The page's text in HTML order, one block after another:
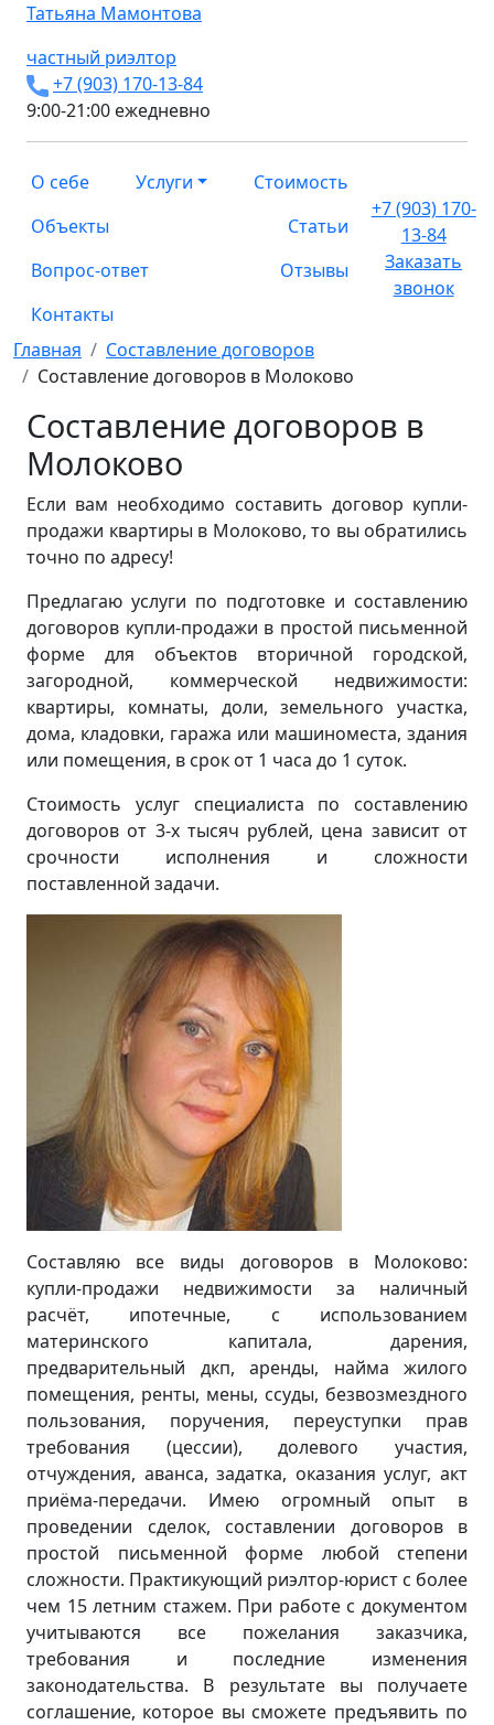
Татьяна Мамонтова
частный риэлтор
+7 (903) 170-13-84
9:00-21:00 ежедневно
О себе Услуги
Стоимость
Объекты
Статьи
Вопрос-ответ
Отзывы
Контакты
+7 (903) 170-
13-84
Заказать
звонок
Главная
Составление договоров
Составление договоров в Молоково
Составление договоров в
Молоково
Если вам необходимо составить договор купли-
продажи квартиры в Молоково, то вы обратились
точно по адресу!
Предлагаю услуги по подготовке и составлению
договоров купли-продажи в простой письменной
форме для объектов вторичной городской,
загородной, коммерческой недвижимости:
квартиры, комнаты, доли, земельного участка,
дома, кладовки, гаража или машиноместа, здания
или помещения, в срок от 1 часа до 1 суток.
Стоимость услуг специалиста по составлению
договоров от 3-х тысяч рублей, цена зависит от
срочности исполнения и сложности
поставленной задачи.
Составляю все виды договоров в Молоково:
купли-продажи недвижимости за наличный
расчёт, ипотечные, с использованием
материнского капитала, дарения,
предварительный дкп, аренды, найма жилого
помещения, ренты, мены, ссуды, безвозмездного
пользования, поручения, переуступки прав
требования (цессии), долевого участия,
отчуждения, аванса, задатка, оказания услуг, акт
приёма-передачи. Имею огромный опыт в
проведении сделок, составлении договоров в
простой письменной форме любой степени
сложности. Практикующий риэлтор-юрист с более
чем 15 летним стажем. При работе с документом
учитываются все пожелания заказчика,
требования и последние изменения
законодательства. В результате вы получаете
соглашение, которое вы сможете предъявить по